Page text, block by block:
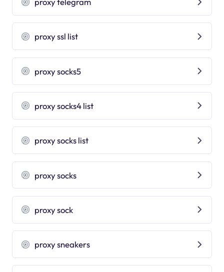
proxy ssl list
proxy socks5
proxy socks4 list
proxy socks list
proxy socks
proxy sock
proxy sneakers